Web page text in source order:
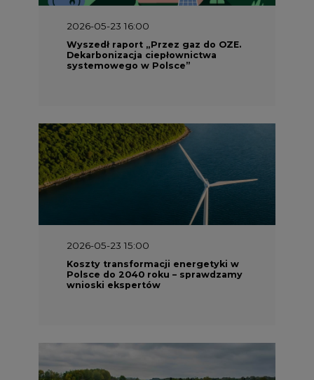
2026-05-23 16:00
Wyszedł raport „Przez gaz do OZE.
Dekarbonizacja ciepłownictwa
systemowego w Polsce”
2026-05-23 15:00
Koszty transformacji energetyki w
Polsce do 2040 roku – sprawdzamy
wnioski ekspertów